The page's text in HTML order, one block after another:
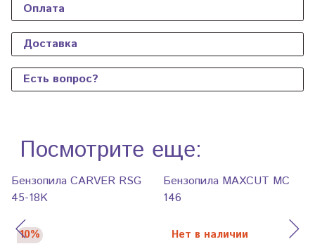
Оплата
Доставка
Есть вопрос?
Посмотрите еще:
Бензопила CARVER RSG
45-18K
10%
Бензопила MAXCUT MC
146
Нет в наличии